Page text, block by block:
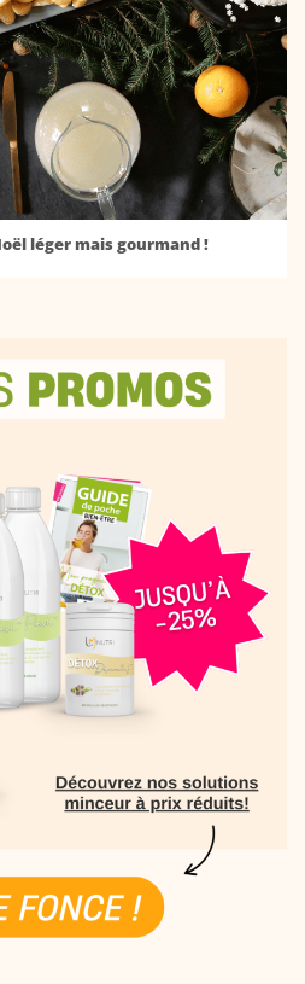
léger mais gourmand !